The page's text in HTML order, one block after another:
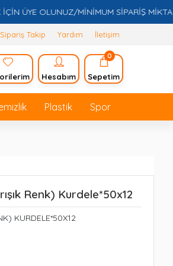
OLUNUZ/MİNİMUM SİPARİŞ MİKTARI
Sipariş Takip Yardım İletişim
Hesabım
0
Sepetim
Plastik Spor
Renk) Kurdele*50x12
KURDELE*50X12